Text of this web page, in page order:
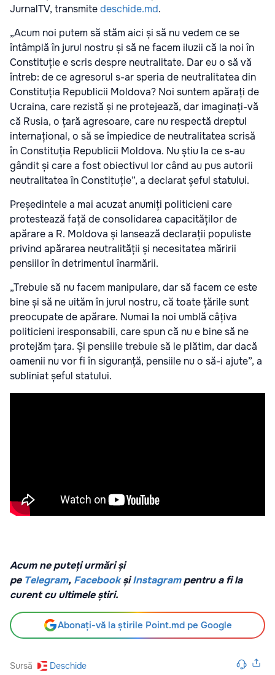
JurnalTV, transmitedeschide.md.
„Acum noi putem să stăm aici și să nu vedem ce se
întâmplă în jurul nostru și să ne facem iluzii că la noi în
Constituție e scris despre neutralitate. Dar eu o să vă
întreb: de ce agresorul s-ar speria de neutralitatea din
Constituția Republicii Moldova? Noi suntem apărați de
Ucraina, care rezistă și ne protejează, dar imaginați-vă
că Rusia, o țară agresoare, care nu respectă dreptul
internațional, o să se împiedice de neutralitatea scrisă
în Constituția Republicii Moldova. Nu știu la ce s-au
gândit și care a fost obiectivul lor când au pus autorii
neutralitatea în Constituție”, a declarat șeful statului.
Președintele a mai acuzat anumiți politicieni care
protestează față de consolidarea capacităților de
apărare a R. Moldova și lansează declarații populiste
privind apărarea neutralității și necesitatea măririi
pensiilor în detrimentul înarmării.
„Trebuie să nu facem manipulare, dar să facem ce este
bine și să ne uităm în jurul nostru, că toate țările sunt
preocupate de apărare. Numai la noi umblă câțiva
politicieni iresponsabili, care spun că nu e bine să ne
protejăm țara. Și pensiile trebuie să le plătim, dar dacă
oamenii nu vor fi în siguranță, pensiile nu o să-i ajute”, a
subliniat șeful statului.
Acum ne puteți urmări și
pe Telegram, Facebook șiInstagrampentru a fi la
curent cu ultimele știri.
Abonați-vă la știrile Point.md pe Google
Sursă Deschide